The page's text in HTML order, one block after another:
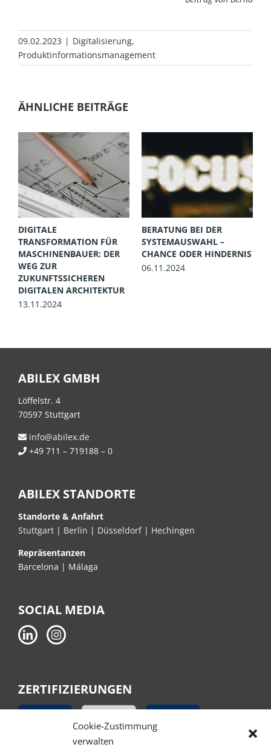
Cookie-Zustimmung
verwalten
09.02.2023 | Digitalisierung,
Produktinformationsmanagement
ÄHNLICHE BEITRÄGE
DIGITALE
TRANSFORMATION FÜR
MASCHINENBAUER: DER
WEG ZUR
ZUKUNFTSSICHEREN
DIGITALEN ARCHITEKTUR
13.11.2024
BERATUNG BEI DER
SYSTEMAUSWAHL –
CHANCE ODER HINDERNIS
06.11.2024
ABILEX GMBH
Löffelstr. 4
70597 Stuttgart
info@abilex.de
+49 711 – 719188 – 0
ABILEX STANDORTE
Standorte & Anfahrt
Stuttgart | Berlin | Düsseldorf | Hechingen
Repräsentanzen
Barcelona | Málaga
SOCIAL MEDIA
ZERTIFIZIERUNGEN